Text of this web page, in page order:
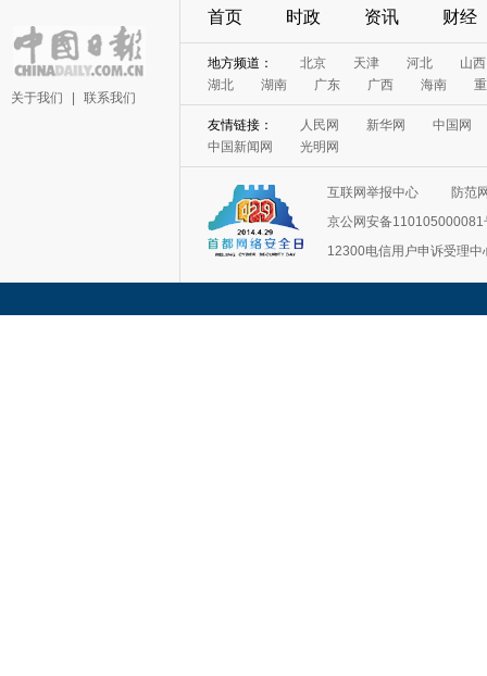
关于我们 联系我们
首页 时政 资讯 财经
地方频道： 北京 天津 河北
山西
湖北
湖南 广东 广西 海南
友情链接： 人民网 新华网
中国网
中国新闻网
光明网
互联网举报中心
防范
京公网安备110105000081
12300电信用户申诉受理中